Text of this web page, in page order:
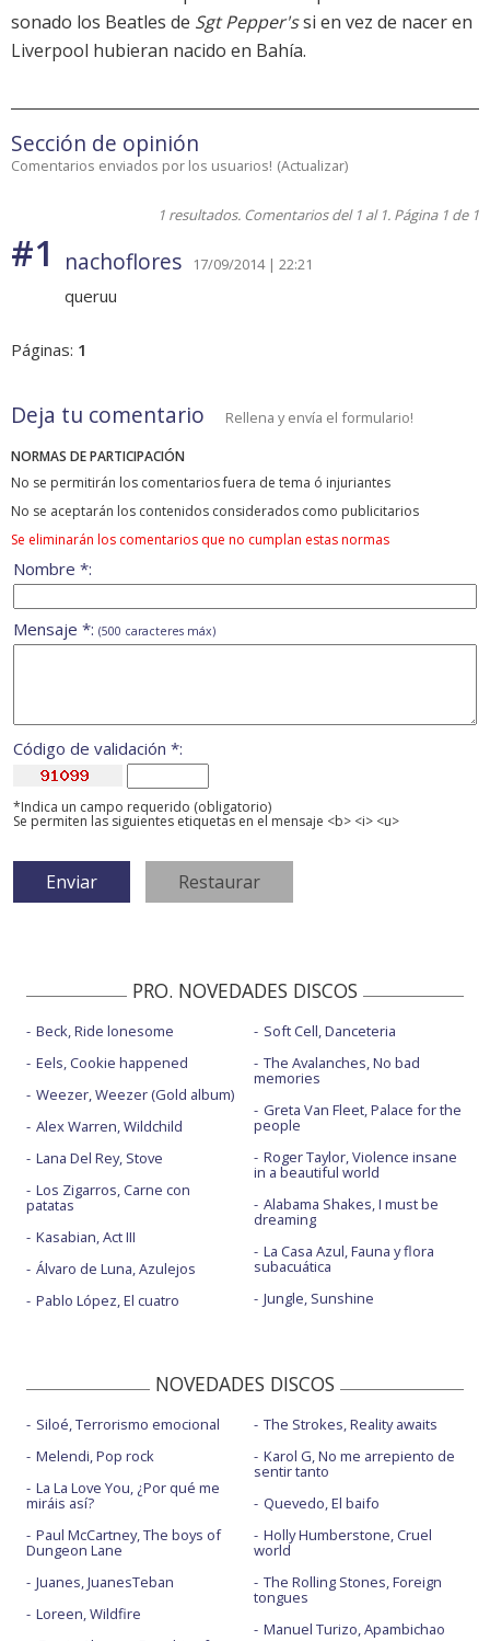
sonado los Beatles de Sgt Pepper'ssi en vez de nacer en
Liverpool hubieran nacido en Bahía.
Sección de opinión
Comentarios enviados por los usuarios! (Actualizar)
1 resultados. Comentarios del 1 al 1. Página 1 de 1
#1 nachoflores 17/09/2014 | 22:21
queruu
Páginas: 1
Deja tu comentario Rellena y envía el formulario!
NORMAS DE PARTICIPACIÓN
No se permitirán los comentarios fuera de tema ó injuriantes
No se aceptarán los contenidos considerados como publicitarios
Se eliminarán los comentarios que no cumplan estas normas
Nombre *:
Mensaje *: (500 caracteres máx)
Código de validación *:
*Indica un campo requerido (obligatorio)
Se permiten las siguientes etiquetas en el mensaje <b> <i> <u>
PRO. NOVEDADES DISCOS
Beck, Ride lonesome
Eels, Cookie happened
Weezer, Weezer (Gold album)
Alex Warren, Wildchild
Lana Del Rey, Stove
Los Zigarros, Carne con
patatas
Kasabian, Act III
Álvaro de Luna, Azulejos
Pablo López, El cuatro
Soft Cell, Danceteria
The Avalanches, No bad
memories
Greta Van Fleet, Palace for the
people
Roger Taylor, Violence insane
in a beautiful world
Alabama Shakes, I must be
dreaming
La Casa Azul, Fauna y flora
subacuática
Jungle, Sunshine
NOVEDADES DISCOS
Siloé, Terrorismo emocional
Melendi, Pop rock
La La Love You, ¿Por qué me
miráis así?
Paul McCartney, The boys of
Dungeon Lane
Juanes, JuanesTeban
Loreen, Wildfire
The Strokes, Reality awaits
Karol G, No me arrepiento de
sentir tanto
Quevedo, El baifo
Holly Humberstone, Cruel
world
The Rolling Stones, Foreign
tongues
Manuel Turizo, Apambichao